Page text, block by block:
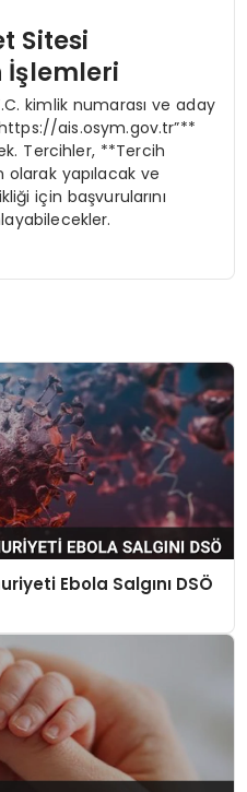
Sitesi
İşlemleri
kimlik numarası ve aday
ais.osym.gov.tr”**
Tercihler, **Tercih
olarak yapılacak ve
için başvurularını
Ebola Salgını DSÖ